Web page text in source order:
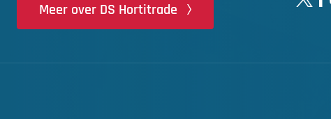
Meer over DS Hortitrade